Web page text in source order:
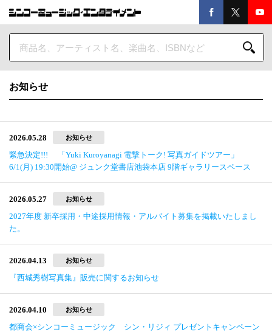
お知らせ
2026.05.28 お知らせ
緊急決定!!! 「Yuki Kuroyanagi 電撃トーク! 写真ガイドツアー」
6/1(月) 19:30開始@ ジュンク堂書店池袋本店 9階ギャラリースペース
2026.05.27 お知らせ
2027年度 新卒採用・中途採用情報・アルバイト募集を掲載いたしまし
た。
2026.04.13 お知らせ
『西城秀樹写真集』販売に関するお知らせ
2026.04.10 お知らせ
都商会×シンコーミュージック シン・リジィ プレゼントキャンペーン